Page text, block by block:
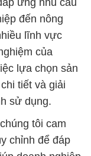
ứng nhu cầu
đến nông
lĩnh vực
của
lựa chọn sản
tiết và giải
sử dụng.
tôi cam
chỉnh để đáp